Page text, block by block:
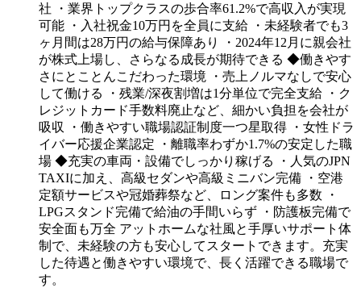
社 ・業界トップクラスの歩合率61.2%で高収入が実現
可能 ・入社祝金10万円を全員に支給 ・未経験者でも3
ヶ月間は28万円の給与保障あり ・2024年12月に親会社
が株式上場し、さらなる成長が期待できる ◆働きやす
さにとことんこだわった環境 ・売上ノルマなしで安心
して働ける ・残業/深夜割増は1分単位で完全支給 ・ク
レジットカード手数料廃止など、細かい負担を会社が
吸収 ・働きやすい職場認証制度一つ星取得 ・女性ドラ
イバー応援企業認定 ・離職率わずか1.7%の安定した職
場 ◆充実の車両・設備でしっかり稼げる ・人気のJPN
TAXIに加え、高級セダンや高級ミニバン完備 ・空港
定額サービスや冠婚葬祭など、ロング案件も多数 ・
LPGスタンド完備で給油の手間いらず ・防護板完備で
安全面も万全 アットホームな社風と手厚いサポート体
制で、未経験の方も安心してスタートできます。充実
した待遇と働きやすい環境で、長く活躍できる職場で
す。